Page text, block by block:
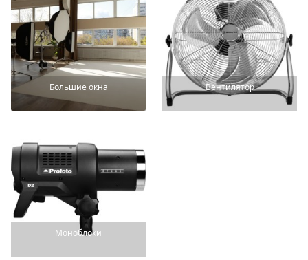
Большие окна Вентилятор
Моноблоки